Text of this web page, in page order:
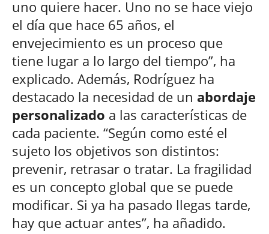
uno quiere hacer. Uno no se hace viejo
el día que hace 65 años, el
envejecimiento es un proceso que
tiene lugar a lo largo del tiempo”, ha
explicado. Además, Rodríguez ha
destacado la necesidad de un abordaje
personalizado a las características de
cada paciente. “Según como esté el
sujeto los objetivos son distintos:
prevenir, retrasar o tratar. La fragilidad
es un concepto global que se puede
modificar. Si ya ha pasado llegas tarde,
hay que actuar antes”, ha añadido.